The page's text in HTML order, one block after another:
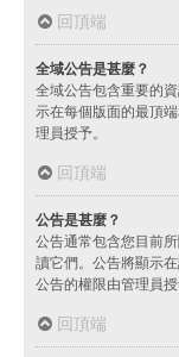
回頂端
全域公告是甚麼？
全域公告包含重要的
示在每個版面的最頂
理員授予。
回頂端
公告是甚麼？
公告通常包含您目前
讀它們。公告將顯示
公告的權限由管理員授
回頂端